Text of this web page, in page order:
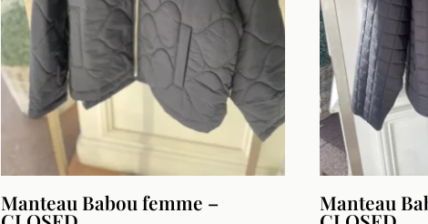
Manteau Babou femme – Manteau